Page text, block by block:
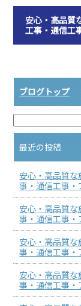
安心・高品質
工事・通信工
ブログトップ
最近の投稿
安心・高品質
事・通信工事・
安心・高品質
事・通信工事・
安心・高品質
事・通信工事・
安心・高品質
事・通信工事・